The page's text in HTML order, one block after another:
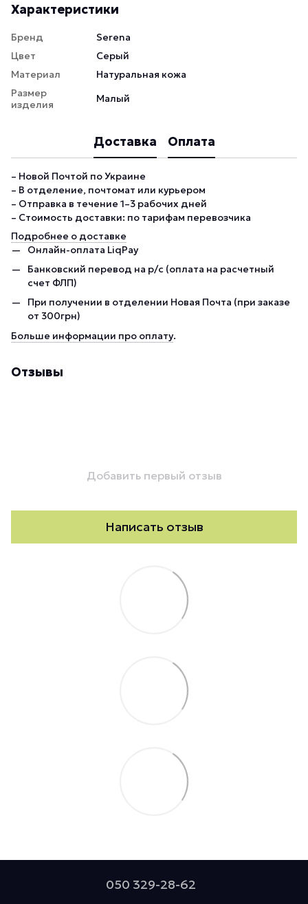
Характеристики
Бренд
Serena
Цвет
Серый
Материал
Натуральная кожа
Размер
изделия
Малый
Доставка Оплата
– Новой Почтой по Украине
– В отделение, почтомат или курьером
– Отправка в течение 1–3 рабочих дней
– Стоимость доставки: по тарифам перевозчика
Подробнее о доставке
Онлайн-оплата LiqPay
Банковский перевод на р/с (оплата на расчетный
счет ФЛП)
При получении в отделении Новая Почта (при заказе
от 300грн)
Больше информации про оплату.
Отзывы
Добавить первый отзыв
Написать отзыв
050 329-28-62